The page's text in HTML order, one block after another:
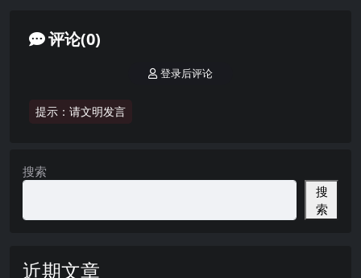
评论(0)
提示：请文明发言
登录后评论
搜索
搜
索
近期文章